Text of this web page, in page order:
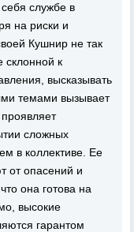
службе в
на риски и
Кушнир не так
склонной к
высказывать
темами вызывает
сложных
в коллективе. Ее
от опасений и
она готова на
высокие
гарантом